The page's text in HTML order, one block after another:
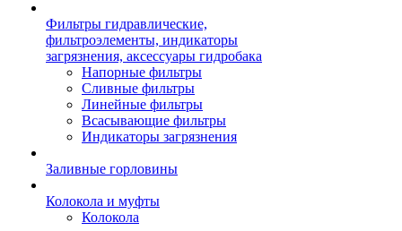
Фильтры гидравлические,
фильтроэлементы, индикаторы
загрязнения, аксессуары гидробака
Напорные фильтры
Сливные фильтры
Линейные фильтры
Всасывающие фильтры
Индикаторы загрязнения
Заливные горловины
Колокола и муфты
Колокола